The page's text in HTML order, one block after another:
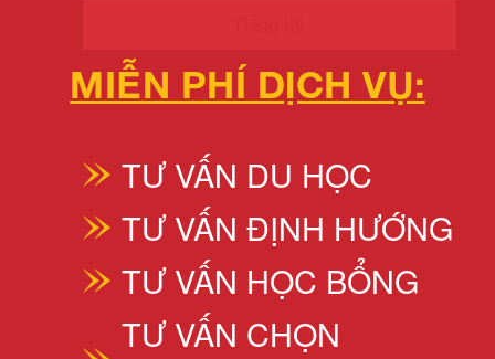
MIỄN PHÍ DỊCH VỤ:
TƯ VẤN DU HỌC
TƯ VẤN ĐỊNH HƯỚNG
TƯ VẤN HỌC BỔNG
TƯ VẤN CHỌN